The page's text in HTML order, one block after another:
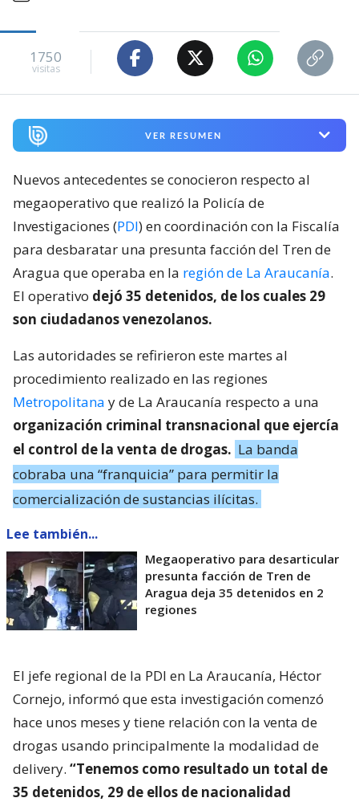
1750
visitas
VER RESUMEN
Nuevos antecedentes se conocieron respecto al
megaoperativo que realizó la Policía de
Investigaciones (PDI) en coordinación con la Fiscalía
para desbaratar una presunta facción del Tren de
Aragua que operaba en la región de La Araucanía.
El operativo dejó 35 detenidos, de los cuales 29
son ciudadanos venezolanos.
Las autoridades se refirieron este martes al
procedimiento realizado en las regiones
Metropolitana y de La Araucanía respecto a una
organización criminal transnacional que ejercía
el control de la venta de drogas. La banda
cobraba una “franquicia” para permitir la
comercialización de sustancias ilícitas.
Lee también...
Megaoperativo para desarticular
presunta facción de Tren de
Aragua deja 35 detenidos en 2
regiones
El jefe regional de la PDI en La Araucanía, Héctor
Cornejo, informó que esta investigación comenzó
hace unos meses y tiene relación con la venta de
drogas usando principalmente la modalidad de
delivery. “Tenemos como resultado un total de
35 detenidos, 29 de ellos de nacionalidad